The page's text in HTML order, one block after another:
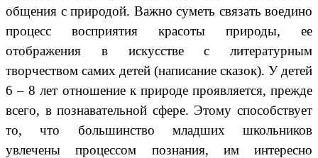
общения с природой. Важно суметь связать воедино
процесс восприятия красоты природы, ее
отображения в искусстве с литературным
творчеством самих детей (написание сказок). У детей
6 – 8 лет отношение к природе проявляется, прежде
всего, в познавательной сфере. Этому способствует
то, что большинство младших школьников
увлечены процессом познания, им интересно